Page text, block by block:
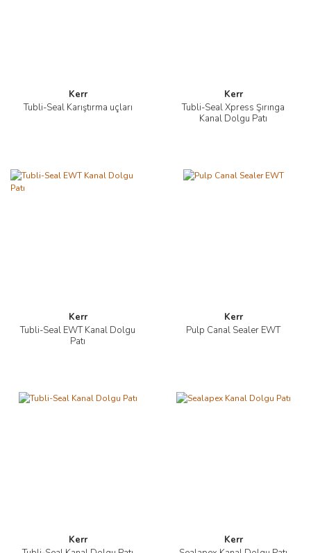
Kerr
Tubli-Seal Karıştırma uçları
Kerr
Tubli-Seal Xpress Şırınga
Kanal Dolgu Patı
Kerr
Tubli-Seal EWT Kanal Dolgu
Patı
Kerr
Pulp Canal Sealer EWT
Kerr
Kerr